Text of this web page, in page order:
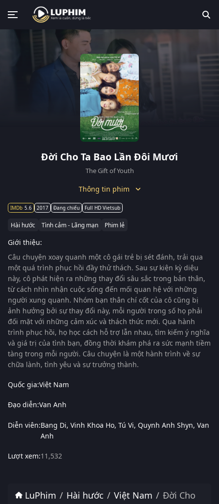
Đời Cho Ta Bao Lần Đôi Mươi
The Gift of Youth
Thông tin phim
5.6 2017 Đang chiếu Full HD Vietsub
Hài hước Tình cảm - Lãng mạn Phim lẻ
Giới thiệu:
Câu chuyện xoay quanh một cô gái trẻ bị sét đánh, trải qua
một quá trình phục hồi đầy thử thách. Sau sự kiện kỳ diệu
này, cô phát hiện ra những thay đổi sâu sắc trong bản thân,
từ cách nhìn nhận cuộc sống đến mối quan hệ với những
người xung quanh. Nhóm bạn thân chí cốt của cô cũng bị
ảnh hưởng bởi sự thay đổi này, mỗi người trong số họ phải
đối mặt với những cảm xúc và thách thức mới. Qua hành
trình phục hồi, họ học cách hỗ trợ lẫn nhau, tìm kiếm ý nghĩa
và giá trị của tình bạn, đồng thời khám phá ra sức mạnh tiềm
tàng trong mỗi người. Câu chuyện là một hành trình về sự
chữa lành, tình yêu và sự trưởng thành.
Quốc gia:Việt Nam
Đạo diễn:Van Anh
Diễn viên:Bang Di Vinh Khoa Ho Tú Vi Quynh Anh Shyn Van
Anh
Lượt xem:11,532
LuPhim Hài hước Việt Nam
Đời Cho